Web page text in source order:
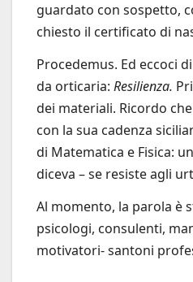
guardato con sospetto,
chiesto il certificato di
Procedemus. Ed eccoci
da orticaria: Resilienza.
dei materiali. Ricordo
con la sua cadenza
di Matematica e Fisica:
diceva – se resiste agli
Al momento, la parola è
psicologi, consulenti,
motivatori- santoni